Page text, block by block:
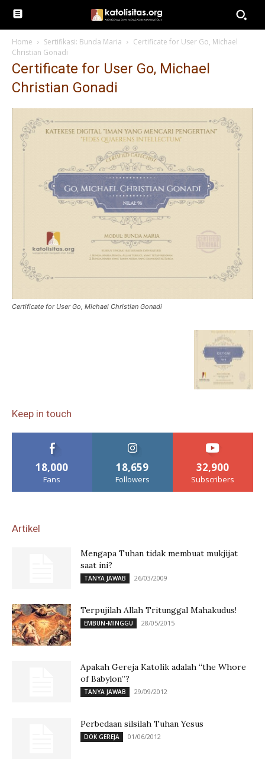
Home Sertifikasi: Bunda Maria
Certificate for User Go, Michael
Christian Gonadi
Certificate for User Go, Michael
Christian Gonadi
Certificate for User Go, Michael Christian Gonadi
Keep in touch
18,000
Fans
18,659
Followers
32,900
Subscribers
Artikel
Mengapa Tuhan tidak membuat mukjijat
saat ini?
TANYA JAWAB 26/03/2009
Terpujilah Allah Tritunggal Mahakudus!
EMBUN-MINGGU 28/05/2015
Apakah Gereja Katolik adalah “the Whore
of Babylon”?
TANYA JAWAB 29/09/2012
Perbedaan silsilah Tuhan Yesus
DOK GEREJA 01/06/2012